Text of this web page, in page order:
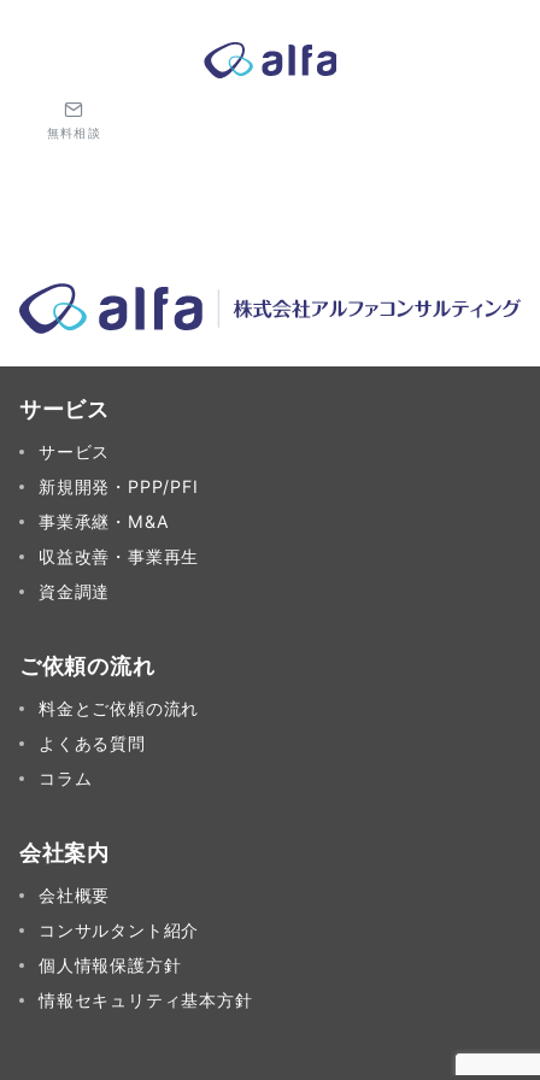
無料相談
株式会社アルファコンサルティング｜ホテル・旅館・観光業の事
サービス
サービス
新規開発・PPP/PFI
事業承継・M&A
収益改善・事業再生
資金調達
ご依頼の流れ
料金とご依頼の流れ
よくある質問
コラム
会社案内
会社概要
コンサルタント紹介
個人情報保護方針
情報セキュリティ基本方針